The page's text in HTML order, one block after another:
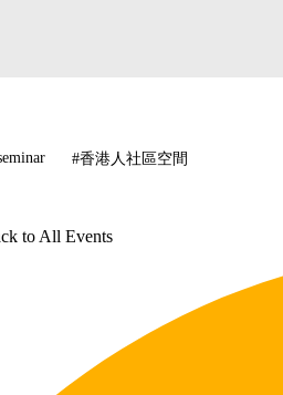
#香港人社區空間
to All Events